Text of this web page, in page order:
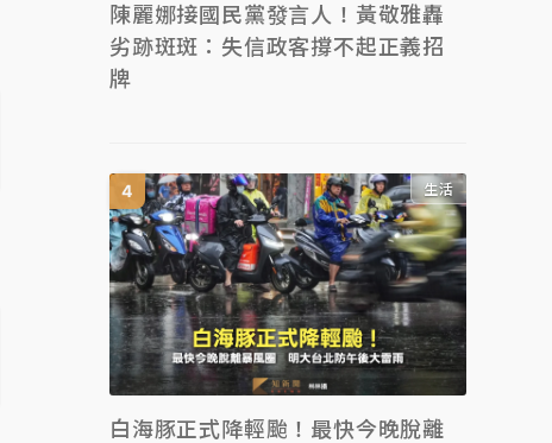
陳麗娜接國民黨發言人！黃敬雅轟
劣跡斑斑：失信政客撐不起正義招
牌
生活
白海豚正式降輕颱！最快今晚脫離